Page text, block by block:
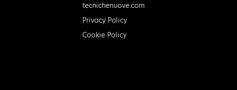
tecnichenuove.com
Privacy Policy
Cookie Policy